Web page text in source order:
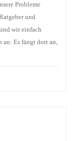
Probleme
und
wir einfach
an: Es fängt dort an,